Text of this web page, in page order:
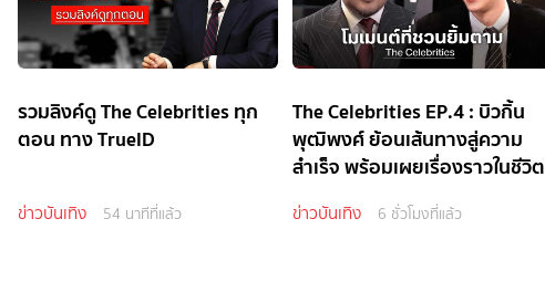
รวมลิงค์ดู The Celebrities ทุก
ตอน ทาง TrueID
ข่าวบันเทิง 54 นาทีที่แล้ว
The Celebrities EP.4 : บิวกิ้น
พุฒิพงศ์ ย้อนเส้นทางสู่ความ
สำเร็จ พร้อมเผยเรื่องราวในชีวิต
ข่าวบันเทิง 6 ชั่วโมงที่แล้ว